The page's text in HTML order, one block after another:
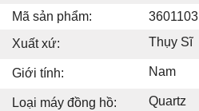
Mã sản phẩm:
3601103
Xuất xứ:
Thụy Sĩ
Giới tính: Nam
Loại máy đồng hồ: Quartz